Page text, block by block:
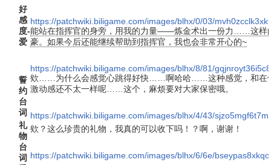
好
感
度-
爱
https://patchwiki.biligame.com/images/blhx/0/03/
能站在指挥官的身旁，用我的力量——炼金术出一份力……这样
豪。如果今后还能继续帮助到指挥官，我也会非常开心的~
https://patchwiki.biligame.com/images/blhx/8/81/
誓
约
台
词
欸……为什么会感觉心跳得好快……啊哈哈……这种感觉，和在
激动感还不太一样呢……这个，麻烦要对大家保密哦。
https://patchwiki.biligame.com/images/blhx/4/43/
礼
物
台
词
欸？这么珍贵的礼物，我真的可以收下吗！？啊，谢谢！
https://patchwiki.biligame.com/images/blhx/6/6e/